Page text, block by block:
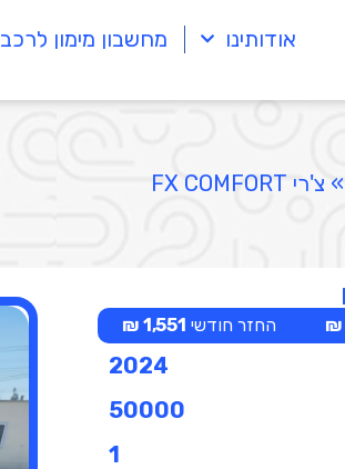
אודותינו מחשבון מימון לרכב
» צ'רי FX COMFORT
החזר חודשי 1,551 ₪
2024
50000
1